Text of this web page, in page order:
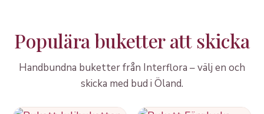
Populära buketter att skicka
Handbundna buketter från Interflora – välj en och
skicka med bud i Öland.